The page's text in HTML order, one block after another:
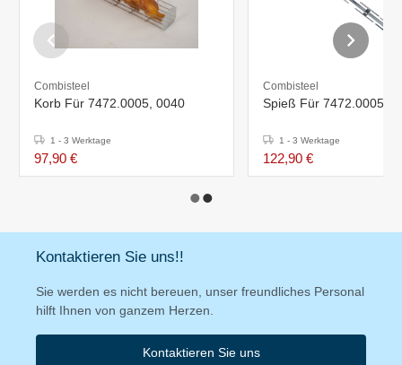
Combisteel
Korb Für 7472.0005, 0040
1 - 3 Werktage
97,90 €
Combisteel
Spieß Für 7472.0005,
1 - 3 Werktage
122,90 €
Kontaktieren Sie uns!!
Sie werden es nicht bereuen, unser freundliches Personal
hilft Ihnen von ganzem Herzen.
Kontaktieren Sie uns